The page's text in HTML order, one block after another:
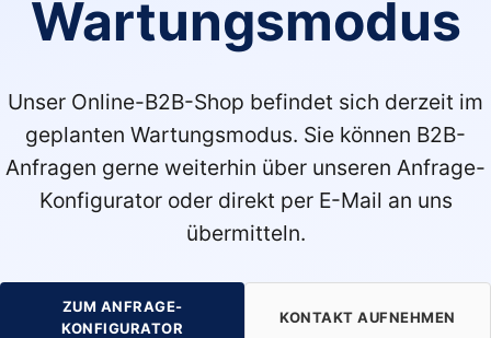
Wartungsmodus
Unser Online-B2B-Shop befindet sich derzeit im
geplanten Wartungsmodus. Sie können B2B-
Anfragen gerne weiterhin über unseren Anfrage-
Konfigurator oder direkt per E-Mail an uns
übermitteln.
ZUM ANFRAGE-
KONFIGURATOR
KONTAKT AUFNEHMEN